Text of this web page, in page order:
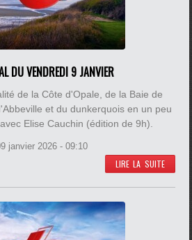
DU VENDREDI 9 JANVIER
de la Côte d'Opale, de la Baie de
et du dunkerquois en un peu
Elise Cauchin (édition de 9h).
janvier 2026 - 09:10
LIRE LA SUITE